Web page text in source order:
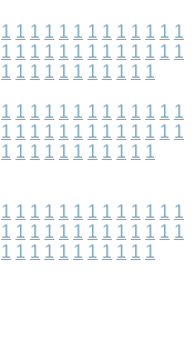
1 1 1 1 1 1 1 1 1 1 1 1 1
1 1 1 1 1 1 1 1 1 1 1 1 1
1 1 1 1 1 1 1 1 1 1 1
1 1 1 1 1 1 1 1 1 1 1 1 1
1 1 1 1 1 1 1 1 1 1 1 1 1
1 1 1 1 1 1 1 1 1 1 1
1 1 1 1 1 1 1 1 1 1 1 1 1
1 1 1 1 1 1 1 1 1 1 1 1 1
1 1 1 1 1 1 1 1 1 1 1